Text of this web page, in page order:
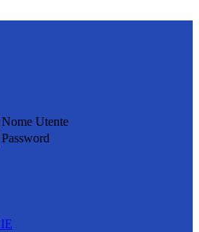
Nome Utente
Password